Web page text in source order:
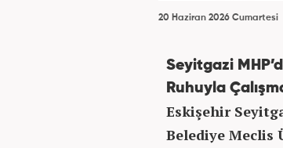
20 Haziran 2026 Cumartesi
Seyitgazi
Ruhuyla
Eskişehir
Belediye Meclis